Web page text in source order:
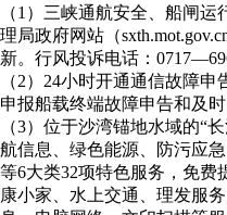
（1）三峡通航安全、船闸
理局政府网站（
新。行风投诉电话：
（2）24小时开通通信故障
申报船载终端故障申告和及时
（3）位于沙湾锚地水域的“
航信息、绿色能源、防污应
等6大类32项特色服务，免费
康小家、水上交通、理发服